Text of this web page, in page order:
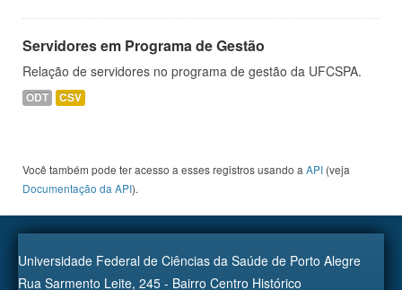
Servidores em Programa de Gestão
Relação de servidores no programa de gestão da UFCSPA.
ODT CSV
Você também pode ter acesso a esses registros usando a API (veja
Documentação da API).
Universidade Federal de Ciências da Saúde de Porto Alegre
Rua Sarmento Leite, 245 - Bairro Centro Histórico